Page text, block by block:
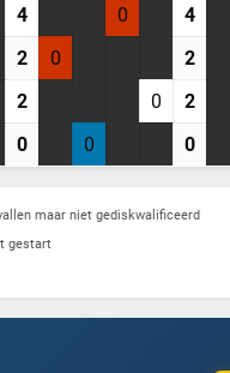
4 0 4
2 0 2
2 0 2
0 0 0
maar niet gediskwalificeerd
gestart